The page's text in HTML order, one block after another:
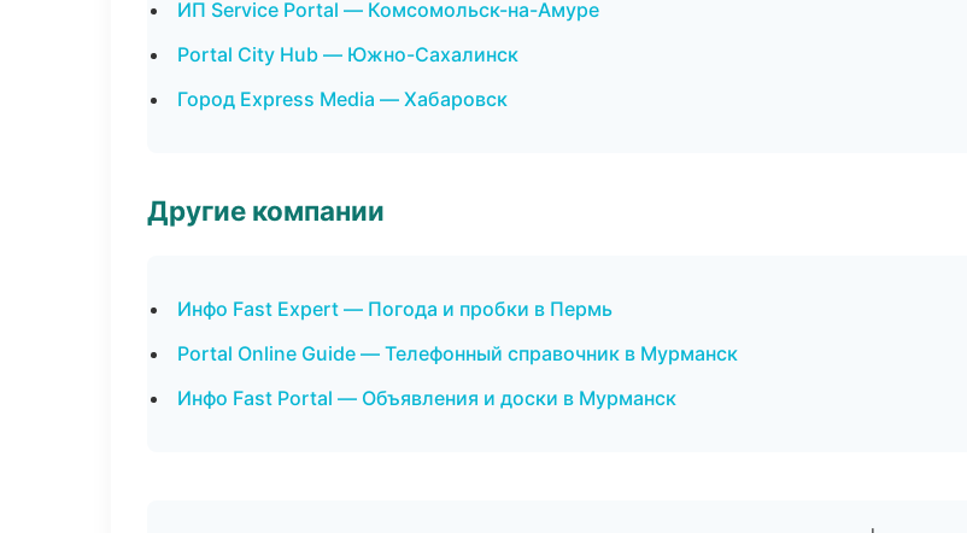
ИП Service Portal — Комсомольск-на-Амуре
Portal City Hub — Южно-Сахалинск
Город Express Media — Хабаровск
Другие компании
Инфо Fast Expert — Погода и пробки в Пермь
Portal Online Guide — Телефонный справочник в Мурманск
Инфо Fast Portal — Объявления и доски в Мурманск